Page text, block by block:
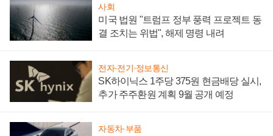
사회
미국 법원 "트럼프 정부 풍력 프로젝트 동
결 조치는 위법", 해제 명령 내려
전자·전기·정보통신
SK하이닉스 1주당 375원 현금배당 실시,
추가 주주환원 계획 9월 공개 예정
자동차·부품